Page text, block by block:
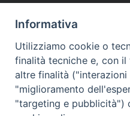
Ottobre missionario: “Pier
Giorgio Frassati, missionario
fra la sua gente”
Informativa
Utilizziamo cookie o
finalità tecniche e, con il
altre finalità
"miglioramento
"targeting e pubblicità")